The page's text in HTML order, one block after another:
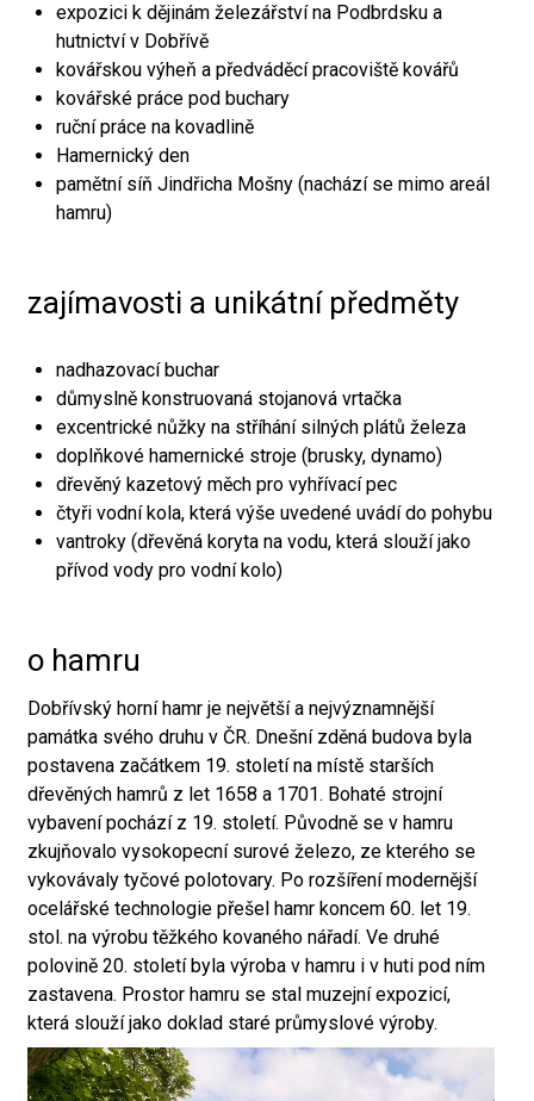
expozici k dějinám železářství na Podbrdsku a
hutnictví v Dobřívě
kovářskou výheň a předváděcí pracoviště kovářů
kovářské práce pod buchary
ruční práce na kovadlině
Hamernický den
pamětní síň Jindřicha Mošny (nachází se mimo areál
hamru)
zajímavosti a unikátní předměty
nadhazovací buchar
důmyslně konstruovaná stojanová vrtačka
excentrické nůžky na stříhání silných plátů železa
doplňkové hamernické stroje (brusky, dynamo)
dřevěný kazetový měch pro vyhřívací pec
čtyři vodní kola, která výše uvedené uvádí do pohybu
vantroky (dřevěná koryta na vodu, která slouží jako
přívod vody pro vodní kolo)
o hamru
Dobřívský horní hamr je největší a nejvýznamnější
památka svého druhu v ČR. Dnešní zděná budova byla
postavena začátkem 19. století na místě starších
dřevěných hamrů z let 1658 a 1701. Bohaté strojní
vybavení pochází z 19. století. Původně se v hamru
zkujňovalo vysokopecní surové železo, ze kterého se
vykovávaly tyčové polotovary. Po rozšíření modernější
ocelářské technologie přešel hamr koncem 60. let 19.
stol. na výrobu těžkého kovaného nářadí. Ve druhé
polovině 20. století byla výroba v hamru i v huti pod ním
zastavena. Prostor hamru se stal muzejní expozicí,
která slouží jako doklad staré průmyslové výroby.